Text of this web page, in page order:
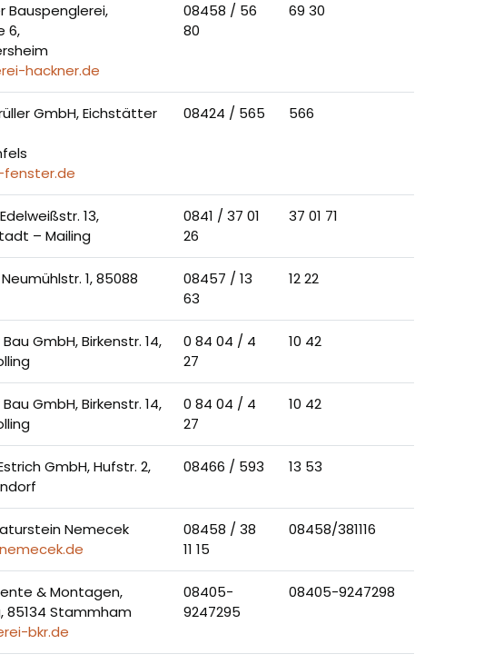
Bauspenglerei,
6,
hackner.de
08458 / 56
80
69 30
GmbH, Eichstätter
fenster.de
08424 / 565 566
13,
– Mailing
0841 / 37 01
26
37 01 71
1, 85088
08457 / 13
63
12 22
GmbH, Birkenstr. 14,
0 84 04 / 4
27
10 42
GmbH, Birkenstr. 14,
0 84 04 / 4
27
10 42
GmbH, Hufstr. 2,
08466 / 593 13 53
Nemecek
08458 / 38
11 15
08458/381116
& Montagen,
85134 Stammham
bkr.de
08405-
9247295
08405-9247298